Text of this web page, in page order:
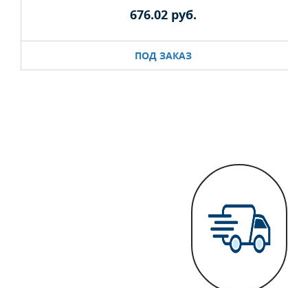
ПОД ЗАКАЗ
676.02 руб.